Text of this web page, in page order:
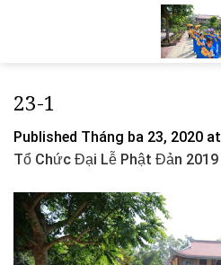
23-1
Published Tháng ba 23, 2020 at
Tổ Chức Đại Lễ Phật Đản 2019